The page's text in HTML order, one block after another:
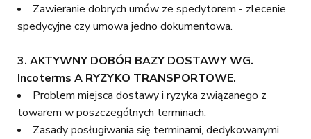
Zawieranie dobrych umów ze spedytorem - zlecenie
spedycyjne czy umowa jedno dokumentowa.
3. AKTYWNY DOBÓR BAZY DOSTAWY WG.
Incoterms A RYZYKO TRANSPORTOWE.
Problem miejsca dostawy i ryzyka związanego z
towarem w poszczególnych terminach.
Zasady posługiwania się terminami, dedykowanymi